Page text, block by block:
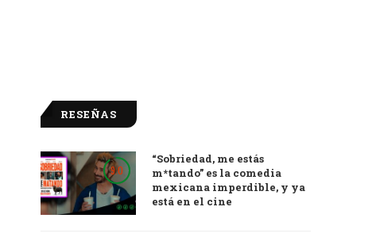
RESEÑAS
9.0
“Sobriedad, me estás
m*tando” es la comedia
mexicana imperdible, y ya
está en el cine